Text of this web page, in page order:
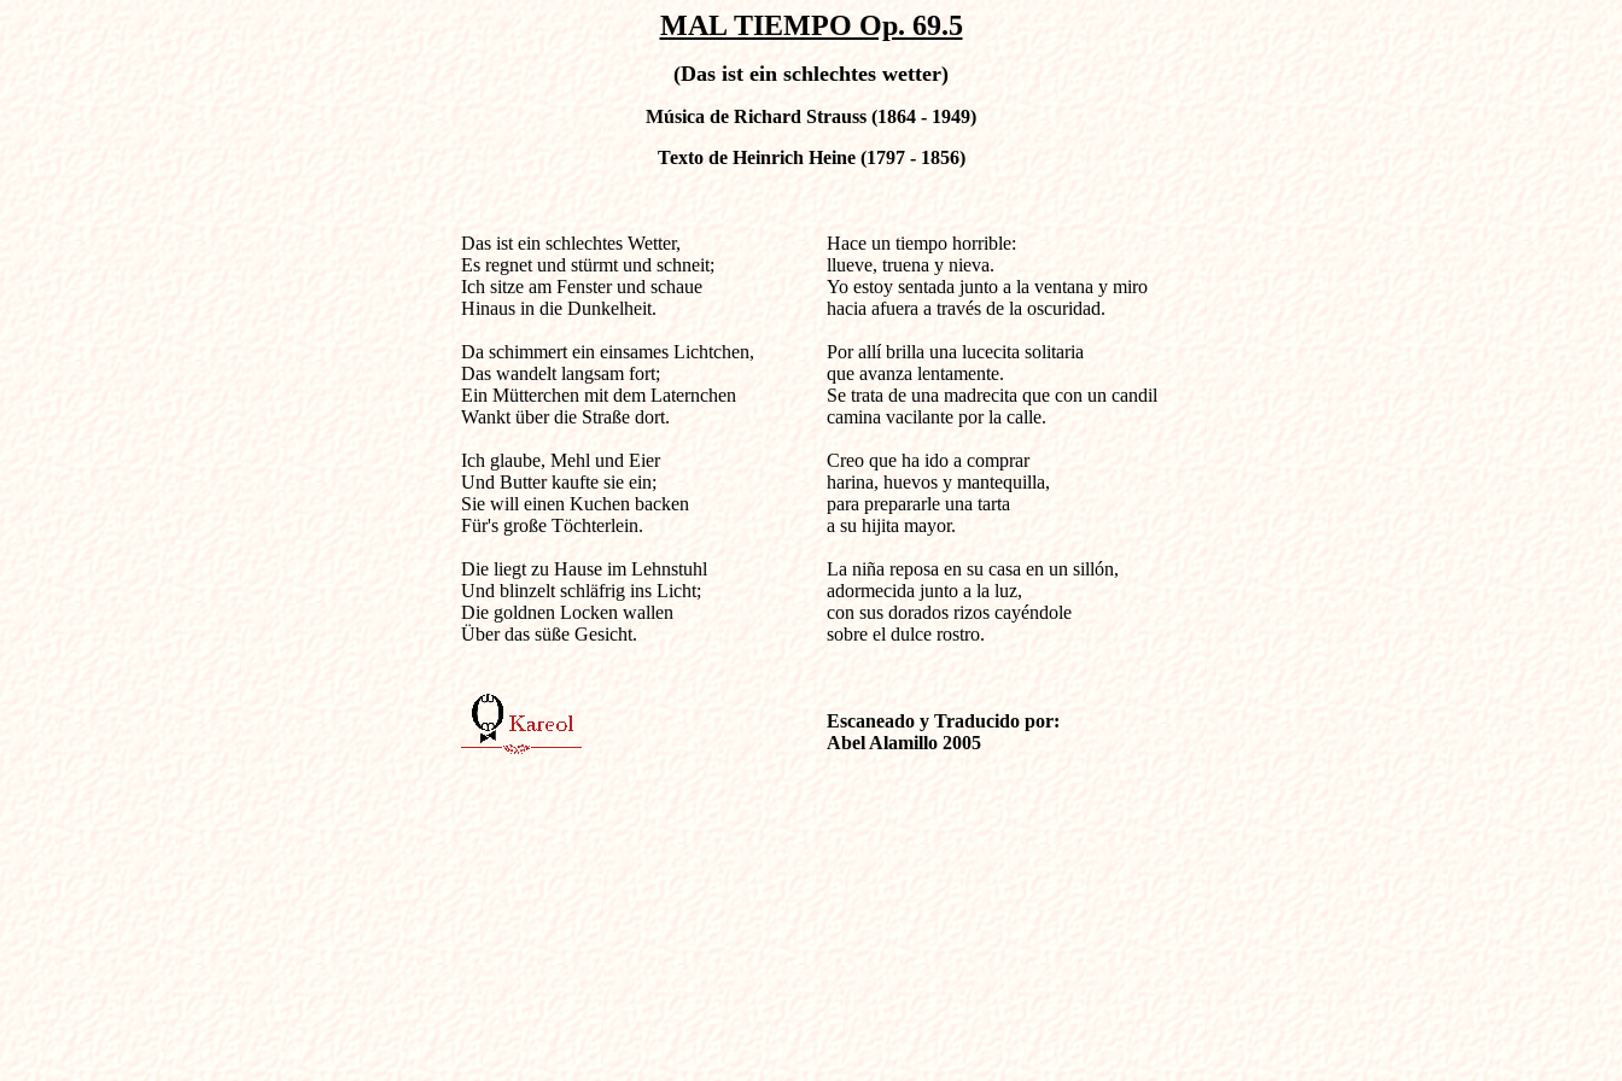
MAL TIEMPO Op. 69.5
(Das ist ein schlechtes wetter)
Música de Richard Strauss (1864 - 1949)
Texto de Heinrich Heine (1797 - 1856)
Das ist ein schlechtes Wetter,
Es regnet und stürmt und schneit;
Ich sitze am Fenster und schaue
Hinaus in die Dunkelheit.
Da schimmert ein einsames Lichtchen,
Das wandelt langsam fort;
Ein Mütterchen mit dem Laternchen
Wankt über die Straße dort.
Ich glaube, Mehl und Eier
Und Butter kaufte sie ein;
Sie will einen Kuchen backen
Für's große Töchterlein.
Die liegt zu Hause im Lehnstuhl
Und blinzelt schläfrig ins Licht;
Die goldnen Locken wallen
Über das süße Gesicht.
Hace un tiempo horrible:
llueve, truena y nieva.
Yo estoy sentada junto a la ventana y miro
hacia afuera a través de la oscuridad.
Por allí brilla una lucecita solitaria
que avanza lentamente.
Se trata de una madrecita que con un candil
camina vacilante por la calle.
Creo que ha ido a comprar
harina, huevos y mantequilla,
para prepararle una tarta
a su hijita mayor.
La niña reposa en su casa en un sillón,
adormecida junto a la luz,
con sus dorados rizos cayéndole
sobre el dulce rostro.
Escaneado y Traducido por:
Abel Alamillo 2005